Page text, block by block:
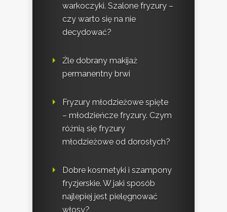
warkoczyki. Szalone fryzury –
czy warto się na nie
decydować?
Źle dobrany makijaż
permanentny brwi
Fryzury młodzieżowe spięte
– młodzieńcze fryzury. Czym
różnią się fryzury
młodzieżowe od dorosłych?
Dobre kosmetyki i szampony
fryzjerskie. W jaki sposób
najlepiej jest pielęgnować
włosy?